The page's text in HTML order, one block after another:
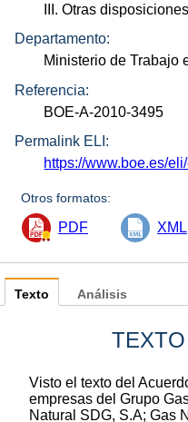
III. Otras disposiciones
Departamento:
Ministerio de Trabajo
Referencia:
BOE-A-2010-3495
Permalink ELI:
https://www.boe.es/
Otros formatos:
PDF XML
Texto
Visto el texto del
empresas del Grupo
Natural SDG, S.A; Gas
Análisis